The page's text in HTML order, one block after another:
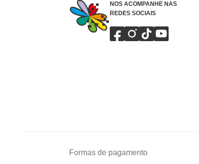
NOS ACOMPANHE NAS
REDES SOCIAIS
Formas de pagamento